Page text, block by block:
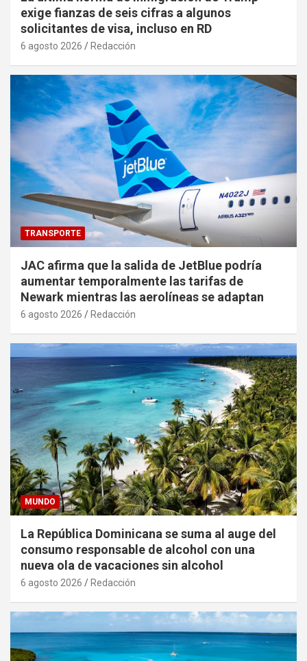
exige fianzas de seis cifras a algunos
solicitantes de visa, incluso en RD
6 agosto 2026 Redacción
TRANSPORTE
JAC afirma que la salida de JetBlue podría
aumentar temporalmente las tarifas de
Newark mientras las aerolíneas se adaptan
6 agosto 2026 Redacción
MUNDO
La República Dominicana se suma al auge del
consumo responsable de alcohol con una
nueva ola de vacaciones sin alcohol
6 agosto 2026 Redacción